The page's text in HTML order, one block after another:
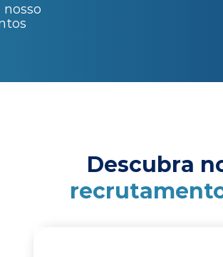
Descubra